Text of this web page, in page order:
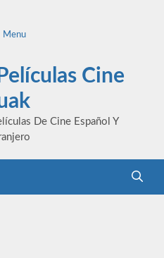
Menu
Cine
De Cine Español Y